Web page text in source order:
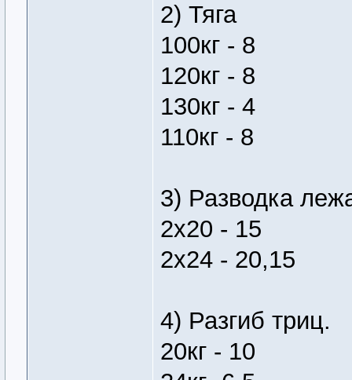
2) Тяга
100кг - 8
120кг - 8
130кг - 4
110кг - 8
3) Разводка
2х20 - 15
2х24 - 20,15
4) Разгиб триц.
20кг - 10